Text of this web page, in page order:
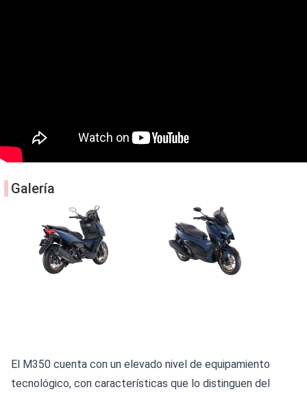
Galería
El M350 cuenta con un elevado nivel de equipamiento
tecnológico, con características que lo distinguen del